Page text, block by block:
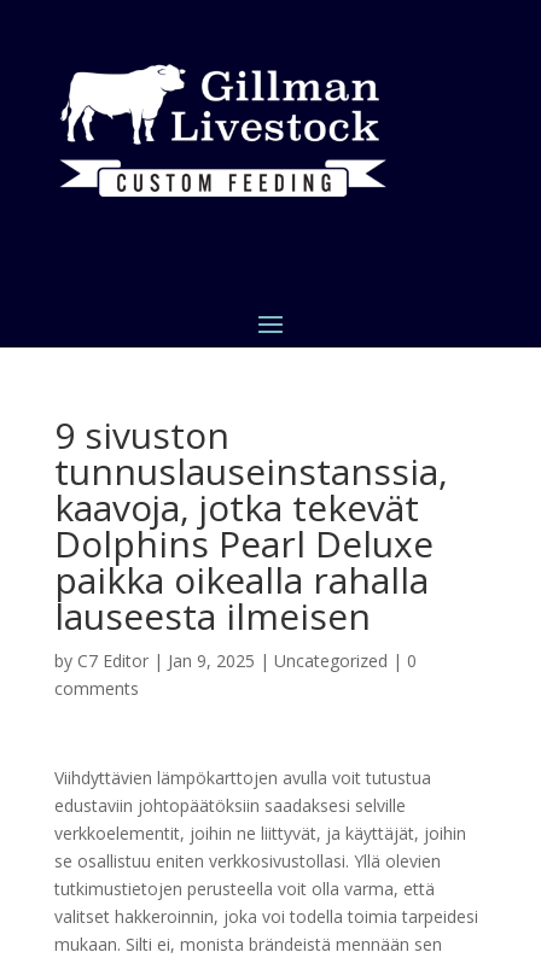
9 sivuston
tunnuslauseinstanssia,
kaavoja, jotka tekevät
Dolphins Pearl Deluxe
paikka oikealla rahalla
lauseesta ilmeisen
by C7 Editor| Jan 9, 2025 | Uncategorized | 0
comments
Viihdyttävien lämpökarttojen avulla voit tutustua
edustaviin johtopäätöksiin saadaksesi selville
verkkoelementit, joihin ne liittyvät, ja käyttäjät, joihin
se osallistuu eniten verkkosivustollasi. Yllä olevien
tutkimustietojen perusteella voit olla varma, että
valitset hakkeroinnin, joka voi todella toimia tarpeidesi
mukaan. Silti ei, monista brändeistä mennään sen